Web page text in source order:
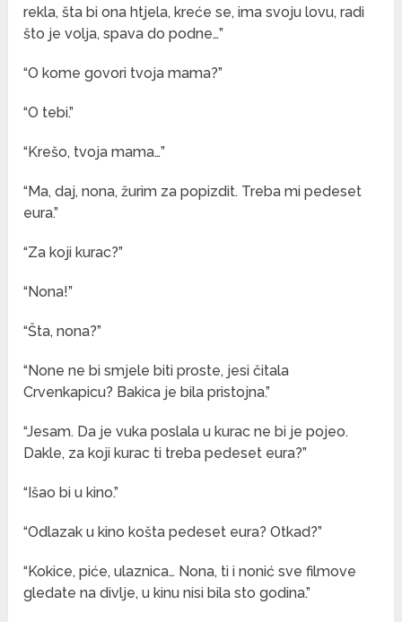
rekla, šta bi ona htjela, kreće se, ima svoju lovu, radi
što je volja, spava do podne…”
“O kome govori tvoja mama?”
“O tebi.”
“Krešo, tvoja mama…”
“Ma, daj, nona, žurim za popizdit. Treba mi pedeset
eura.”
“Za koji kurac?”
“Nona!”
“Šta, nona?”
“None ne bi smjele biti proste, jesi čitala
Crvenkapicu? Bakica je bila pristojna.”
“Jesam. Da je vuka poslala u kurac ne bi je pojeo.
Dakle, za koji kurac ti treba pedeset eura?”
“Išao bi u kino.”
“Odlazak u kino košta pedeset eura? Otkad?”
“Kokice, piće, ulaznica… Nona, ti i nonić sve filmove
gledate na divlje, u kinu nisi bila sto godina.”